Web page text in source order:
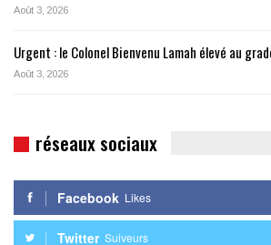
Août 3, 2026
Urgent : le Colonel Bienvenu Lamah élevé au
Août 3, 2026
réseaux sociaux
Facebook Likes
Twitter Suiveurs